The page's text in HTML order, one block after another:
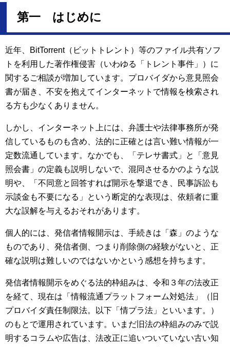
第一 はじめに
近年、BitTorrent（ビットトレント）等のファイル共有ソフ
トを利用した著作権侵害（いわゆる「トレント事件」）に
関するご相談が増加しています。プロバイダから意見照会
書が届き、不安を抱えてインターネットで情報を検索され
る方も少なくありません。
しかし、インターネット上には、弁護士や法律事務所が発
信しているものも含め、法的に正確とは言い難い情報が一
定数流通しています。なかでも、「テレサ書式」と「意見
照会書」の定義も説明しないで、混同させるかのような説
明や、「不同意と回答すれば開示を撃退でき、民事訴訟も
示談金も不要になる」という断定的な表現は、依頼者に重
大な誤解を与えるおそれがあります。
個人的には、発信者情報開示は、手続きは「森」のような
ものであり、発信者側、つまり削除側の経験がないと、正
確な説明は難しいのではないかという感想を持ちます。
発信者情報開示をめぐる法的枠組みは、令和３年の法改正
を経て、現在は「情報流通プラットフォーム対処法」（旧
プロバイダ責任制限法。以下「情プラ法」といいます。）
のもとで運用されています。いまだ旧法の枠組みのみで説
明するコラムや広告は、法改正に追いついていない古い知